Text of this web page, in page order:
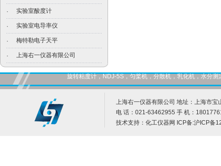
· 实验室酸度计
· 实验室电导率仪
· 梅特勒电子天平
· 上海右一仪器有限公司
旋转粘度计，NDJ-5S，匀桨机，分散机，乳化机，水分
上海右一仪器有限公司 地址：上海市宝
电 话：021-63462955 手 机：
技术支持： 化工仪器网 ICP备:沪ICP备